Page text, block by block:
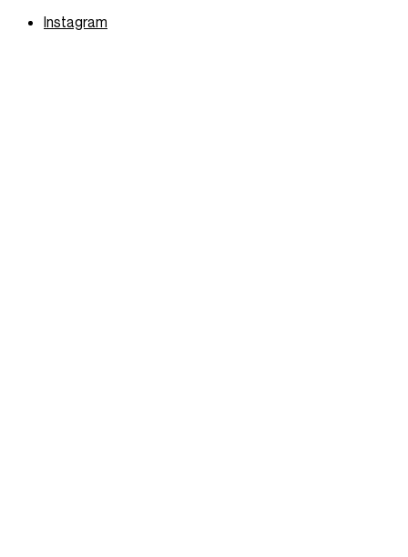
Instagram